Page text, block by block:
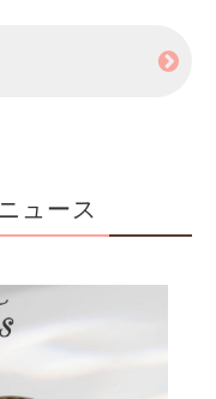
ュース